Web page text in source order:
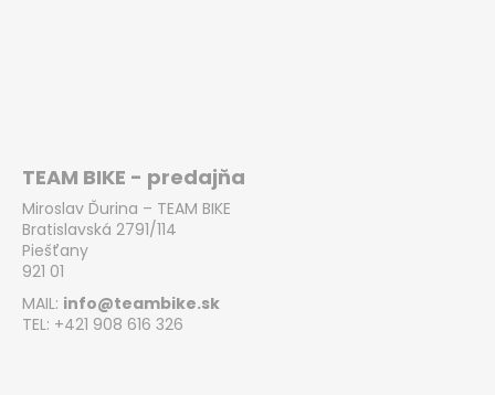
TEAM BIKE - predajňa
Miroslav Ďurina – TEAM BIKE
Bratislavská 2791/114
Piešťany
921 01
MAIL: info@teambike.sk
TEL: +421 908 616 326